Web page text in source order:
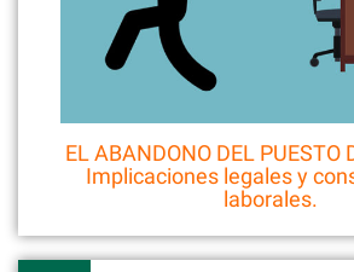
EL ABANDONO DEL PUESTO
Implicaciones legales y
laborales.